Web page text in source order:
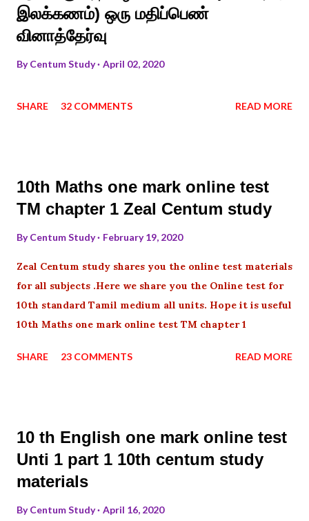
இலக்கணம்) ஒரு மதிப்பெண்
வினாத்தேர்வு
ByCentum Study April 02, 2020
SHARE 32 COMMENTS READ MORE
10th Maths one mark online test
TM chapter 1 Zeal Centum study
ByCentum Study February 19, 2020
Zeal Centum study shares you the online test materials
for all subjects .Here we share you the Online test for
10th standard Tamil medium all units. Hope it is useful
10th Maths one mark online test TM chapter 1
SHARE 23 COMMENTS READ MORE
10 th English one mark online test
Unti 1 part 1 10th centum study
materials
ByCentum Study April 16, 2020